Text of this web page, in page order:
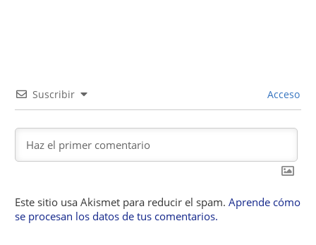
Suscribir Acceso
Este sitio usa Akismet para reducir el spam. Aprende cómo
se procesan los datos de tus comentarios.